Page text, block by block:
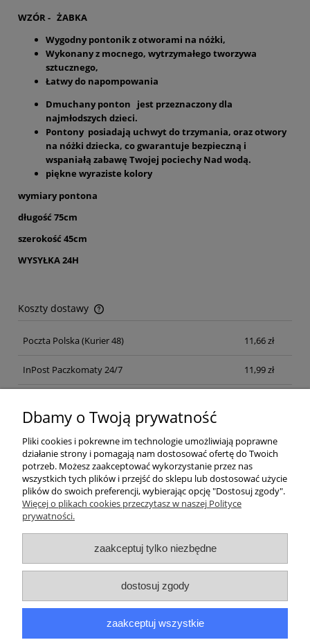
WZÓR - ŻABKA
Wygodny pontonik z otworami na nóżki,
Wykonany z mocnego, wytrzymałego tworzywa
sztucznego,
Łatwy do napompowania
Dmuchany ponton jest przeznaczony dla
najmłodszych dzieci.
Pontony posiadają uchwyt do trzymania, oraz otwory
na nóżki dziecka, co gwarantuje bezpieczną i
wspaniałą zabawę Twojej pociechy Nad wodą.
piękne wyraziste kolory
wymiary pontona
długość 75cm
szerokość 45cm
WYSYŁKA 24H
Koszty dostawy
Cena nie zawiera ewentualnych kosztów płatności
Poczta Polska (Kurier 48) 11,66 zł
InPost Paczkomaty 24/7 11,99 zł
Pomoc
Moje konto
Płatności i dostawa
Informacje
O nas
Dbamy o Twoją prywatność
Pliki cookies i pokrewne im technologie umożliwiają poprawne
działanie strony i pomagają nam dostosować ofertę do Twoich
potrzeb. Możesz zaakceptować wykorzystanie przez nas
wszystkich tych plików i przejść do sklepu lub dostosować użycie
plików do swoich preferencji, wybierając opcję "Dostosuj zgody".
Więcej o plikach cookies przeczytasz w naszej Polityce
prywatności.
zaakceptuj tylko niezbędne
dostosuj zgody
zaakceptuj wszystkie